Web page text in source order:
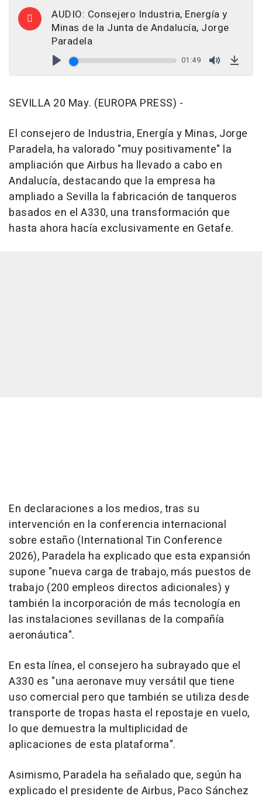
AUDIO: Consejero Industria, Energía y
Minas de la Junta de Andalucía, Jorge
Paradela
01:49
SEVILLA 20 May. (EUROPA PRESS) -
El consejero de Industria, Energía y Minas, Jorge
Paradela, ha valorado "muy positivamente" la
ampliación que Airbus ha llevado a cabo en
Andalucía, destacando que la empresa ha
ampliado a Sevilla la fabricación de tanqueros
basados en el A330, una transformación que
hasta ahora hacía exclusivamente en Getafe.
En declaraciones a los medios, tras su
intervención en la conferencia internacional
sobre estaño (International Tin Conference
2026), Paradela ha explicado que esta expansión
supone "nueva carga de trabajo, más puestos de
trabajo (200 empleos directos adicionales) y
también la incorporación de más tecnología en
las instalaciones sevillanas de la compañía
aeronáutica".
En esta línea, el consejero ha subrayado que el
A330 es "una aeronave muy versátil que tiene
uso comercial pero que también se utiliza desde
transporte de tropas hasta el repostaje en vuelo,
lo que demuestra la multiplicidad de
aplicaciones de esta plataforma".
Asimismo, Paradela ha señalado que, según ha
explicado el presidente de Airbus, Paco Sánchez